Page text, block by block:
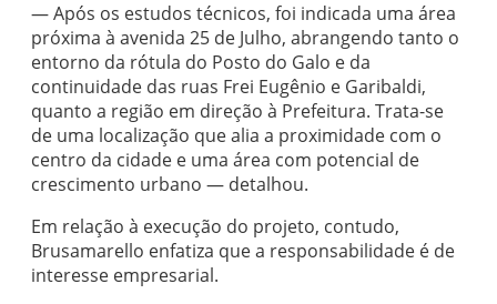
— Após os estudos técnicos, foi indicada uma área
próxima à avenida 25 de Julho, abrangendo tanto o
entorno da rótula do Posto do Galo e da
continuidade das ruas Frei Eugênio e Garibaldi,
quanto a região em direção à Prefeitura. Trata-se
de uma localização que alia a proximidade com o
centro da cidade e uma área com potencial de
crescimento urbano — detalhou.
Em relação à execução do projeto, contudo,
Brusamarello enfatiza que a responsabilidade é de
interesse empresarial.